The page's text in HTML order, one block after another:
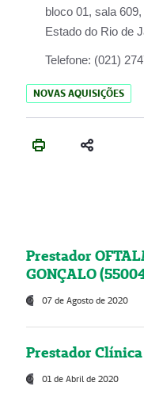
bloco 01, sala
Estado do Rio de
Telefone: (021)
NOVAS AQUISIÇÕES
Prestador
GONÇALO
07 de Agosto de 2020
Prestador
01 de Abril de 2020